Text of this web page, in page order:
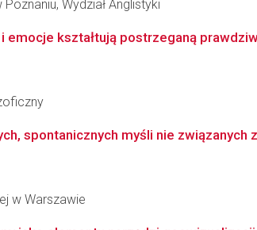
Wydział Anglistyki
emocje kształtują postrzeganą
spontanicznych myśli nie
w Warszawie